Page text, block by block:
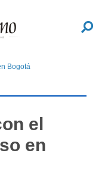
Buscar
Bogotá
el
en